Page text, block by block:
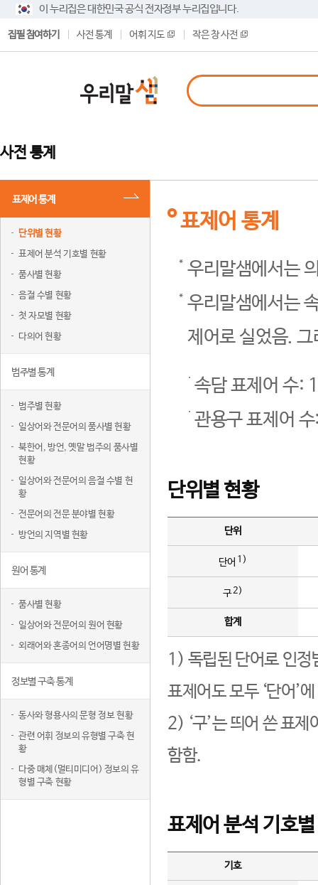
이 누리집은 대한민국 공식 전자정부 누리집입니다.
집필 참여하기 사전 통계 어휘 지도 작은 창 사전
사전 통계
표제어 통계
단위별 현황
표제어 분석 기호별 현황
품사별 현황
음절 수별 현황
첫 자모별 현황
다의어 현황
범주별 통계
범주별 현황
일상어와 전문어의 품사별 현황
북한어, 방언, 옛말 범주의 품사별
현황
일상어와 전문어의 음절 수별 현
황
전문어의 전문 분야별 현황
방언의 지역별 현황
원어 통계
품사별 현황
일상어와 전문어의 원어 현황
외래어와 혼종어의 언어명별 현황
정보별 구축 통계
동사와 형용사의 문형 정보 현황
관련 어휘 정보의 유형별 구축 현
황
다중 매체(멀티미디어) 정보의 유
형별 구축 현황
표제어 통계
우리말샘에서는
우리말샘에서는
제어로 실었음.
속담 표제어 수:
관용구 표제어
단위별 현황
단위
단어 1)
구2)
합계
1) 독립된 단어로 인정
표제어도 모두 ‘단어’
2) ‘구’는 띄어 쓴 표
함함.
표제어 분석 기호
기호